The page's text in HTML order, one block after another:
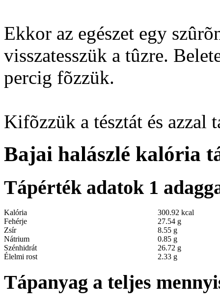
Ekkor az egészet egy
visszatesszük a tûzre.
percig fõzzük.
Kifõzzük a tésztát és azzal
Bajai halászlé kalória
Tápérték adatok 1
Kalória
300.92 kcal
Fehérje
27.54 g
Zsír
8.55 g
Nátrium
0.85 g
Szénhidrát
26.72 g
Élelmi rost
2.33 g
Tápanyag a teljes